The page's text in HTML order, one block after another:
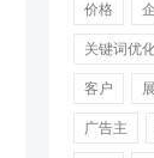
价格
关键词优
客户
广告主